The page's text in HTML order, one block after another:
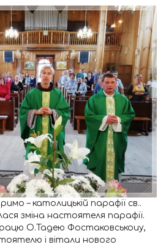
– католицькій парафії св..
зміна настоятеля парафії.
О.Тадею Фостаковськоиу,
і вітали нового